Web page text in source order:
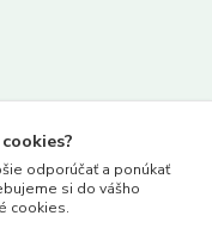
odporúčať a ponúkať
si do vášho
cookies.